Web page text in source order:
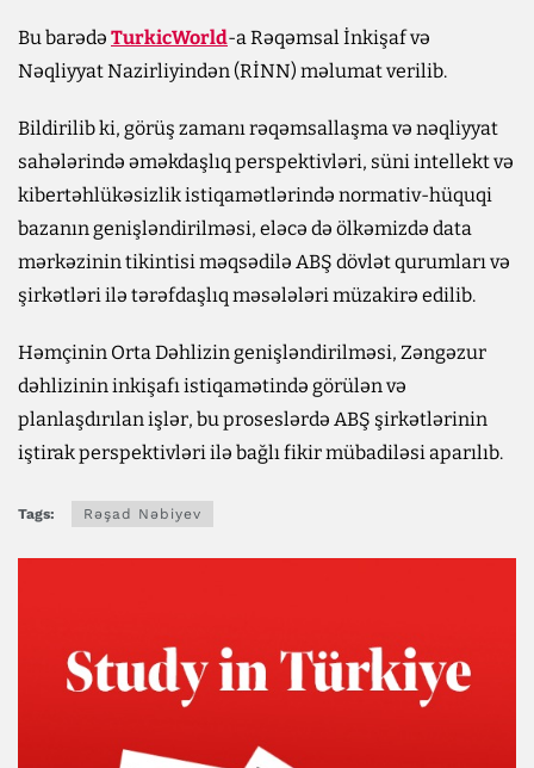
Bu barədə TurkicWorld-a Rəqəmsal İnkişaf və
Nəqliyyat Nazirliyindən (RİNN) məlumat verilib.
Bildirilib ki, görüş zamanı rəqəmsallaşma və nəqliyyat
sahələrində əməkdaşlıq perspektivləri, süni intellekt və
kibertəhlükəsizlik istiqamətlərində normativ-hüquqi
bazanın genişləndirilməsi, eləcə də ölkəmizdə data
mərkəzinin tikintisi məqsədilə ABŞ dövlət qurumları və
şirkətləri ilə tərəfdaşlıq məsələləri müzakirə edilib.
Həmçinin Orta Dəhlizin genişləndirilməsi, Zəngəzur
dəhlizinin inkişafı istiqamətində görülən və
planlaşdırılan işlər, bu proseslərdə ABŞ şirkətlərinin
iştirak perspektivləri ilə bağlı fikir mübadiləsi aparılıb.
Tags: Rəşad Nəbiyev